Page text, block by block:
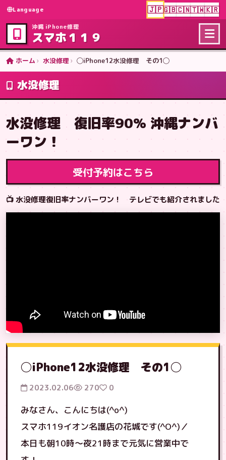
Language 🇯🇵🇬🇧🇨🇳🇹🇼🇰🇷
沖縄 iPhone修理
スマホ１１９
ホーム 水没修理 ◯iPhone12水没修理 その1◯
水没修理
水没修理 復旧率90% 沖縄ナンバ
ーワン！
受付予約はこちら
📺 水没修理復旧率ナンバーワン！ テレビでも紹介されました
◯iPhone12水没修理 その1◯
2023.02.06 270 0
みなさん、こんにちは(^o^)
スマホ119イオン名護店の花城です(^O^)／
本日も朝10時〜夜21時まで元気に営業中で